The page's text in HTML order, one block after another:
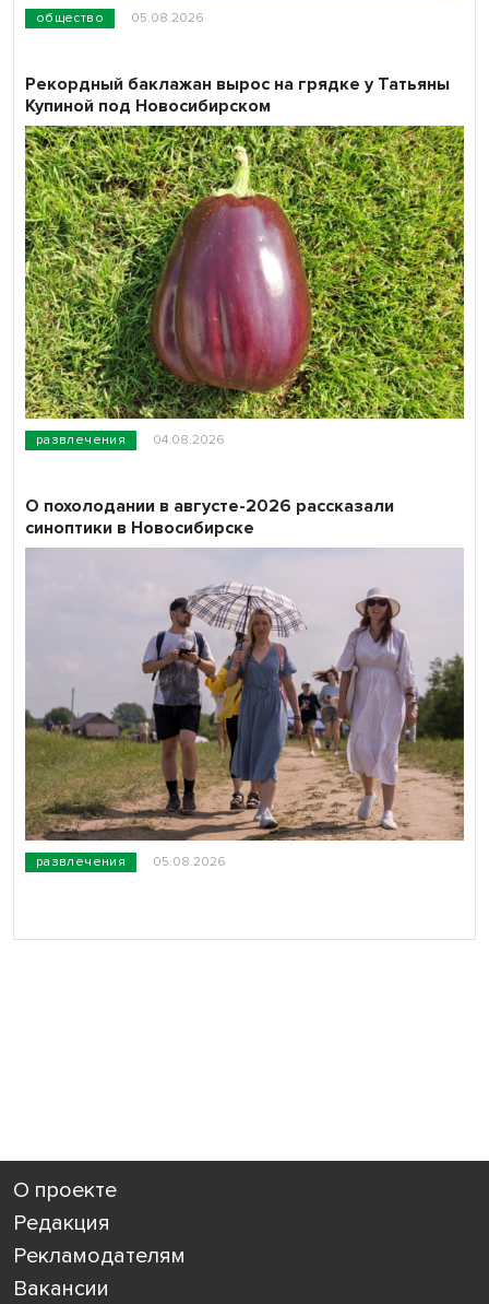
общество 05.08.2026
развлечения 04.08.2026
Рекордный баклажан вырос на грядке у Татьяны
Купиной под Новосибирском
развлечения 05.08.2026
О похолодании в августе-2026 рассказали
синоптики в Новосибирске
О проекте
Редакция
Рекламодателям
Вакансии